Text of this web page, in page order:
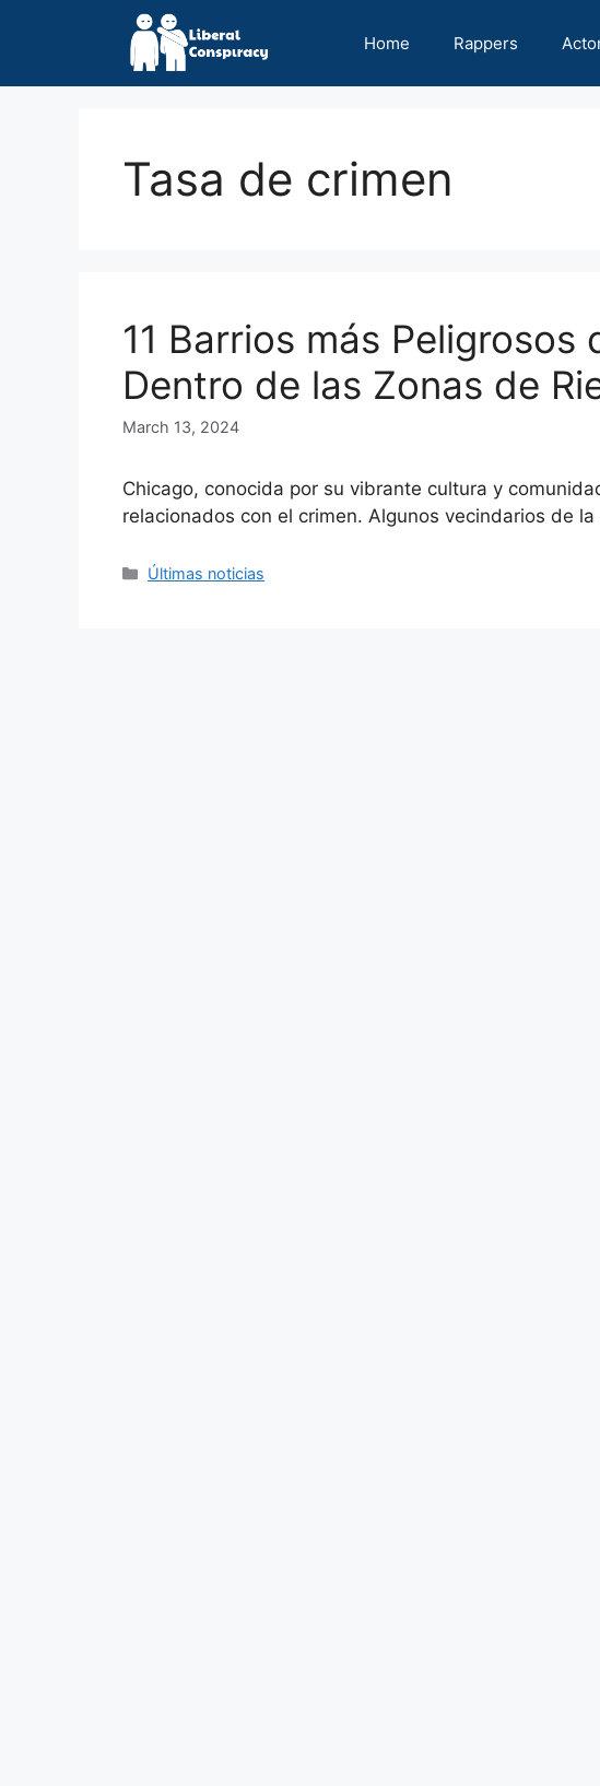
Home Rappers
Tasa de crimen
11 Barrios más
Dentro de las Zonas de
March 13, 2024
Chicago, conocida por su vibrante cultura y
relacionados con el crimen. Algunos vecindarios de
Categories
Últimas noticias